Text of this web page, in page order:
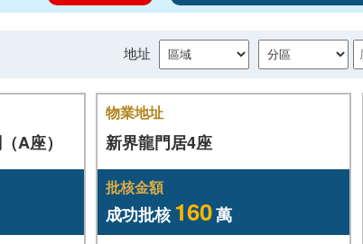
地址
A座）
物業地址
新界龍門居4座
批核金額
成功批核 160萬